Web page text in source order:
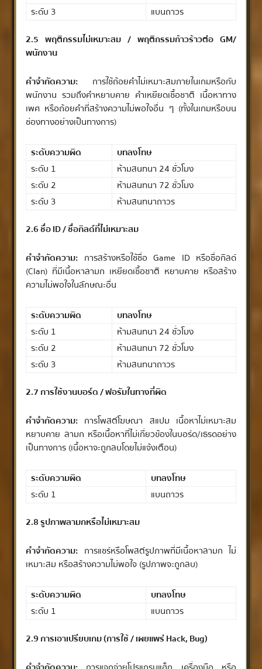
ระดับ 3
แบนถาวร
2.5 พฤติกรรมไม่เหมาะสม / พฤติกรรมก้าวร้าวต่อ GM/
พนักงาน
คำจำกัดความ: การใช้ถ้อยคำไม่เหมาะสมภายในเกมหรือกับ
พนักงาน รวมถึงคำหยาบคาย คำเหยียดเชื้อชาติ เนื้อหาทาง
เพศ หรือถ้อยคำที่สร้างความไม่พอใจอื่น ๆ (ทั้งในเกมหรือบน
ช่องทางอย่างเป็นทางการ)
ระดับความผิด
บทลงโทษ
ระดับ 1
ห้ามสนทนา 24 ชั่วโมง
ระดับ 2
ห้ามสนทนา 72 ชั่วโมง
ระดับ 3
ห้ามสนทนาถาวร
2.6 ชื่อ ID / ชื่อกิลด์ที่ไม่เหมาะสม
คำจำกัดความ: การสร้างหรือใช้ชื่อ Game ID หรือชื่อกิลด์
(Clan) ที่มีเนื้อหาลามก เหยียดเชื้อชาติ หยาบคาย หรือสร้าง
ความไม่พอใจในลักษณะอื่น
ระดับความผิด
บทลงโทษ
ระดับ 1
ห้ามสนทนา 24 ชั่วโมง
ระดับ 2
ห้ามสนทนา 72 ชั่วโมง
ระดับ 3
ห้ามสนทนาถาวร
2.7 การใช้งานบอร์ด / ฟอรัมในทางที่ผิด
คำจำกัดความ: การโพสต์โฆษณา สแปม เนื้อหาไม่เหมาะสม
หยาบคาย ลามก หรือเนื้อหาที่ไม่เกี่ยวข้องในบอร์ด/เธรดอย่าง
เป็นทางการ (เนื้อหาจะถูกลบโดยไม่แจ้งเตือน)
ระดับความผิด
บทลงโทษ
ระดับ 1
แบนถาวร
2.8 รูปภาพลามกหรือไม่เหมาะสม
คำจำกัดความ: การแชร์หรือโพสต์รูปภาพที่มีเนื้อหาลามก ไม่
เหมาะสม หรือสร้างความไม่พอใจ (รูปภาพจะถูกลบ)
ระดับความผิด
บทลงโทษ
ระดับ 1
แบนถาวร
2.9 การเอาเปรียบเกม (การใช้ / เผยแพร่ Hack, Bug)